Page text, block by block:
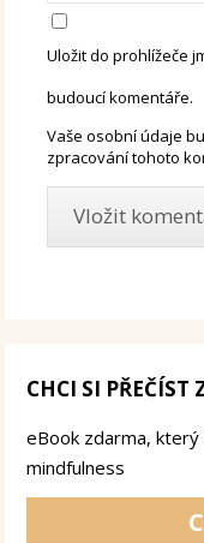
Uložit do prohlížeče
budoucí komentáře.
Vaše osobní údaje
zpracování tohoto
CHCI SI
eBook zdarma,
mindfulness